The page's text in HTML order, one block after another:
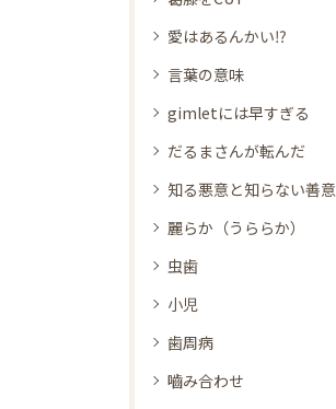
愛はあるんかい⁉
言葉の意味
gimletには早すぎる
だるまさんが転んだ
知る悪意と知らない善意
麗らか（うららか）
虫歯
小児
歯周病
嚙み合わせ